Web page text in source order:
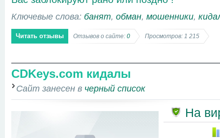
Ключевые слова: банят, обман, мошенники,
Читать отзывы Отзывов о сайте: 0 Просмотров: 1 215
CDKeys.com кидалы
Сайт занесен в черный список
На